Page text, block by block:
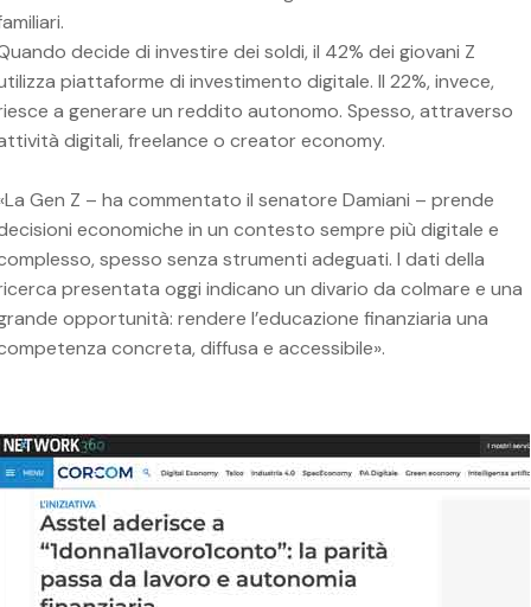
decide di investire dei soldi, il 42% dei giovani Z
piattaforme di investimento digitale. Il 22%, invece,
a generare un reddito autonomo. Spesso, attraverso
digitali, freelance o creator economy.
Gen Z – ha commentato il senatore Damiani – prende
economiche in un contesto sempre più digitale e
spesso senza strumenti adeguati. I dati della
presentata oggi indicano un divario da colmare e una
opportunità: rendere l’educazione finanziaria una
concreta, diffusa e accessibile».